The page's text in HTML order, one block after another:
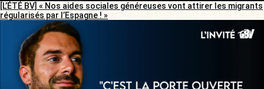
[L’ÉTÉ BV] « Nos aides sociales généreuses vont attirer les migrants
régularisés par l’Espagne ! »